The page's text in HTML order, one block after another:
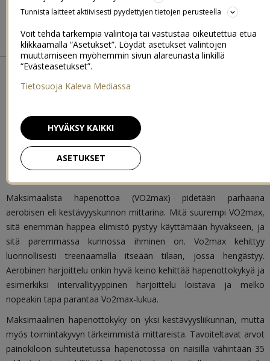
BIKINIBODY BOOTCAMP
BEACH BODY 2015 SUMMER FIT 2016
MIKÄ IHMEEN
VO2MAX?
23.01.2020
Maksimaalista hapenottoa (VO2max) pidetään parhaana
aerobisen eli kestävyyskunnon mittarina. Mitä suurempi VO2max,
sitä enemmän happea elimistö pystyy käyttämään hyväkseen, ja
sitä paremmassa kunnossa ihminen on. Vo2max kehittyy
luonnollisesti treenaamalla itseään tilaan, jossa hengästyy.
Aerobinen harjoittelu onkin hyvä keino kehittää hapenottokykyä ja
esimerkiksi intervallityyppinen harjoittelu loistava ja melko
nopeakin tapa parantaa Vo2max-lukua.
Maksimaalinen hapenottokyky on yksi kestävyysliikunnan, mutta
myös toimintakyvyn tärkeimmistä mittareista. Tavoiteltavat arvot
painokiloon suhteutetussa hapenotossa on naisilla vähintään 35
Tunnista laitteet aktiivisesti pyydettyjen tietojen perusteella
Voit tehdä tarkempia valintoja tai vastustaa oikeutettua etua
klikkaamalla “Asetukset”. Löydät asetukset valintojen
muuttamiseen myöhemmin sivun alareunasta linkillä
“Evästeasetukset”.
Tietosuoja Kaleva Mediassa
ASETUKSET
HYVÄKSY KAIKKI